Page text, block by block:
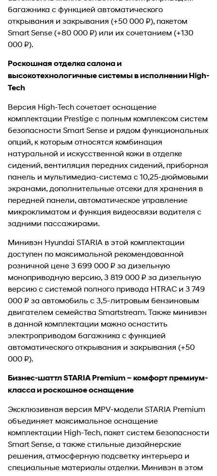
багажника с функцией автоматического
открывания и закрывания (+50 000 ₽), пакетом
Smart Sense (+80 000 ₽) или их сочетанием (+130
000 ₽).
Роскошная отделка салона и
высокотехнологичные системы в исполнении High-
Tech
Версия High-Tech сочетает оснащение
комплектации Prestige с полным комплексом систем
безопасности Smart Sense и рядом функциональных
опций, к которым относятся комбинация
натуральной и искусственной кожи в отделке
сидений, вентиляция передних сидений, приборная
панель и мультимедиа-система с 10,25-дюймовыми
экранами, дополнительные отсеки для хранения в
передней панели, автоматическое управление
микроклиматом и функция видеосвязи водителя с
задними пассажирами.
Минивэн Hyundai STARIA в этой комплектации
доступен по максимальной рекомендованной
розничной цене 3 699 000 ₽ за дизельную
моноприводную версию, 3 819 000 ₽ за дизельную
версию с системой полного привода HTRAC и 3 749
000 ₽ за автомобиль с 3,5-литровым бензиновым
двигателем семейства Smartstream. Также минивэн
в данной комплектации можно оснастить
электроприводом багажника с функцией
автоматического открывания и закрывания (+50
000 ₽).
Бизнес-шаттл STARIA Premium – комфорт премиум-
класса и роскошное оснащение
Эксклюзивная версия MPV-модели STARIA Premium
объединяет максимальное оснащение
комплектации High-Tech, пакет систем безопасности
Smart Sense, а также стильные дизайнерские
решения, атмосферную подсветку интерьера и
специальные материалы отделки. Минивэн в этом